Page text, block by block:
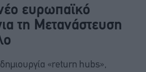
ευρωπαϊκό
τη Μετανάστευση
δημιουργία «return hubs»,